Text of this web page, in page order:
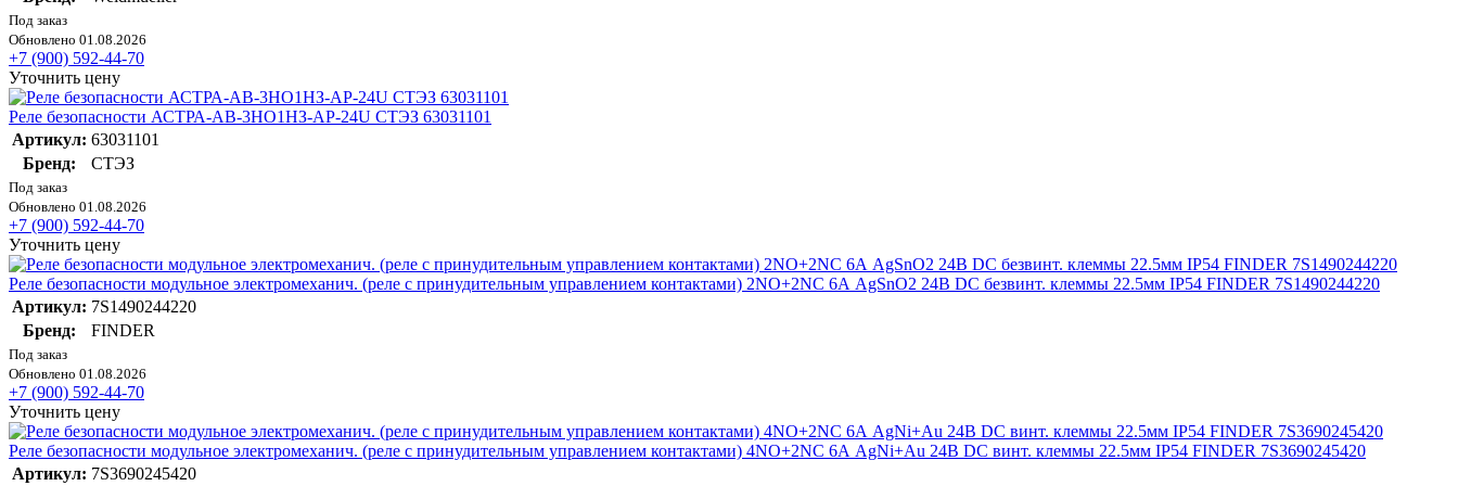
Под заказ
Обновлено 01.08.2026
+7 (900) 592-44-70
Уточнить цену
Реле безопасности АСТРА-АВ-3НO1НЗ-АР-24U СТЭЗ 63031101
Артикул: 63031101
Бренд:
СТЭЗ
Под заказ
Обновлено 01.08.2026
+7 (900) 592-44-70
Уточнить цену
Реле безопасности модульное электромеханич. (реле с принудительным управлением контактами) 2NO+2NC 6А AgSnO2 24В DC безвинт. клеммы 22.5мм IP54 FINDER 7S1490244220
Артикул: 7S1490244220
Бренд:
FINDER
Под заказ
Обновлено 01.08.2026
+7 (900) 592-44-70
Уточнить цену
Реле безопасности модульное электромеханич. (реле с принудительным управлением контактами) 4NO+2NC 6А AgNi+Au 24В DC винт. клеммы 22.5мм IP54 FINDER 7S3690245420
Артикул: 7S3690245420